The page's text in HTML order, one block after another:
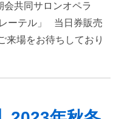
会共同サロンオペラ
ーテル」 当日券販売
来場をお待ちしており